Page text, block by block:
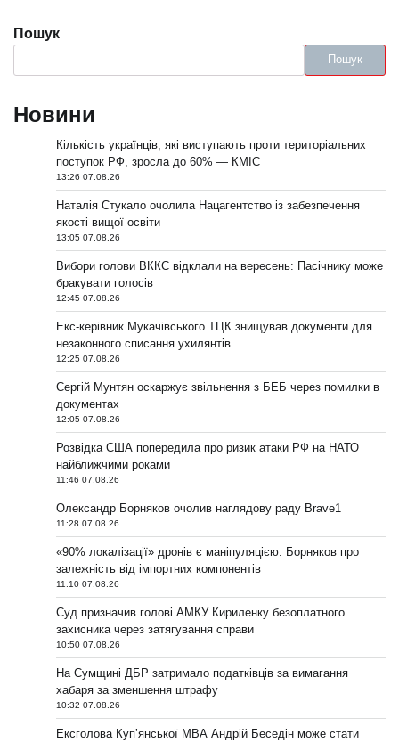
Пошук
Пошук
Новини
Кількість українців, які виступають проти територіальних
поступок РФ, зросла до 60% — КМІС
13:26 07.08.26
Наталія Стукало очолила Нацагентство із забезпечення
якості вищої освіти
13:05 07.08.26
Вибори голови ВККС відклали на вересень: Пасічнику може
бракувати голосів
12:45 07.08.26
Екс-керівник Мукачівського ТЦК знищував документи для
незаконного списання ухилянтів
12:25 07.08.26
Сергій Мунтян оскаржує звільнення з БЕБ через помилки в
документах
12:05 07.08.26
Розвідка США попередила про ризик атаки РФ на НАТО
найближчими роками
11:46 07.08.26
Олександр Борняков очолив наглядову раду Brave1
11:28 07.08.26
«90% локалізації» дронів є маніпуляцією: Борняков про
залежність від імпортних компонентів
11:10 07.08.26
Суд призначив голові АМКУ Кириленку безоплатного
захисника через затягування справи
10:50 07.08.26
На Сумщині ДБР затримало податківців за вимагання
хабаря за зменшення штрафу
10:32 07.08.26
Ексголова Купʼянської МВА Андрій Беседін може стати